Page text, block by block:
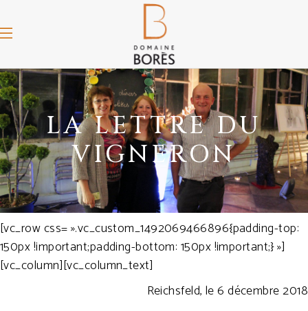
LA LETTRE DU
VIGNERON
[vc_row css= ».vc_custom_1492069466896{padding-top:
150px !important;padding-bottom: 150px !important;} »]
[vc_column][vc_column_text]
Reichsfeld, le 6 décembre 2018